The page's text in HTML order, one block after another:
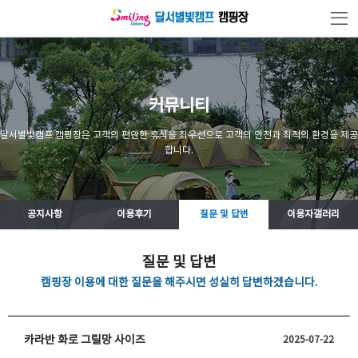
커뮤니티
달서별빛캠프 캠핑장은 고객의 편안한 휴식을 최우선으로 고객의 안전과 최적의 환경을 제공
합니다.
공지사항 이용후기 질문 및 답변 이용자갤러리
질문 및 답변
캠핑장 이용에 대한 질문을 해주시면 성실히 답변하겠습니다.
카라반 화로 그릴망 사이즈 2025-07-22